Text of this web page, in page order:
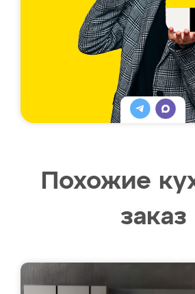
Похожие
заказ